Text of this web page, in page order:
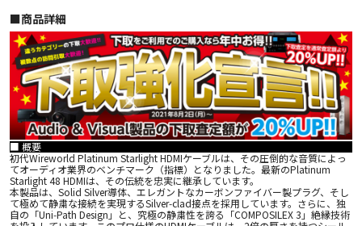
■︎商品詳細
■ 概要
初代Wireworld Platinum Starlight HDMIケーブルは、その圧倒的な音質によっ
てオーディオ業界のベンチマーク（指標）となりました。最新のPlatinum
Starlight 48 HDMIは、その伝統を忠実に継承しています。
本製品は、Solid Silver導体、エレガントなカーボンファイバー製プラグ、そし
て極めて静粛な接続を実現するSilver‑clad接点を採用しています。さらに、独
自の「Uni‑Path Design」と、究極の静粛性を誇る「COMPOSILEX 3」絶縁技術